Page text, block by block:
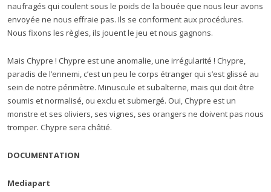
naufragés qui coulent sous le poids de la bouée que nous leur avons
envoyée ne nous effraie pas. Ils se conforment aux procédures.
Nous fixons les règles, ils jouent le jeu et nous gagnons.
Mais Chypre ! Chypre est une anomalie, une irrégularité ! Chypre,
paradis de l’ennemi, c’est un peu le corps étranger qui s’est glissé au
sein de notre périmètre. Minuscule et subalterne, mais qui doit être
soumis et normalisé, ou exclu et submergé. Oui, Chypre est un
monstre et ses oliviers, ses vignes, ses orangers ne doivent pas nous
tromper. Chypre sera châtié.
DOCUMENTATION
Mediapart